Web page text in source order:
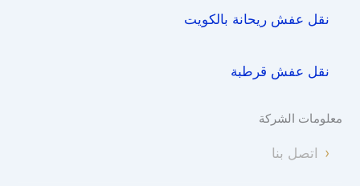
نقل عفش ريحانة بالكويت
نقل عفش قرطبة
معلومات الشركة
اتصل بنا